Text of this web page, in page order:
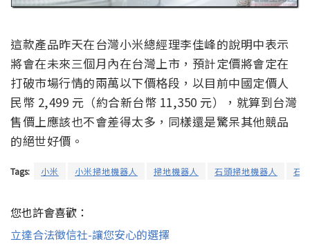
這款產品昨天在台灣小米總經理李佳峰的說明中表示
將會在未來三個月內在台灣上市，預計定價將會定在
打破市場行情的兩萬以下價格段，以目前中國定價人
民幣 2,499 元（約合新台幣 11,350 元），就算到台灣
售價上應該也不會差得太多，同樣還是驚呆其他競品
的絕世好價。
Tags: 小米 小米掃地機器人 掃地機器人 石頭掃地機器人 石
您也許會喜歡：
立達合法徵信社-讓您安心的選擇